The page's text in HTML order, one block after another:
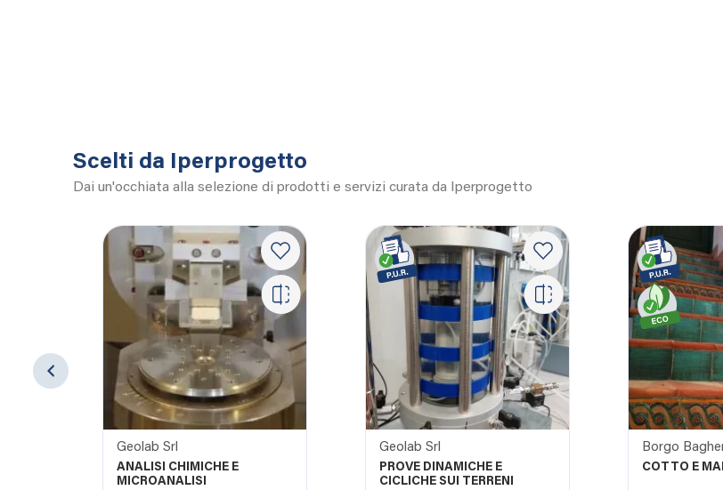
Scelti da Iperprogetto
Dai un'occhiata alla selezione di prodotti e servizi curata da Iperprogetto
Geolab Srl
ANALISI CHIMICHE E
MICROANALISI
Geolab Srl
PROVE DINAMICHE E
CICLICHE SUI TERRENI
Borgo
COTTO E